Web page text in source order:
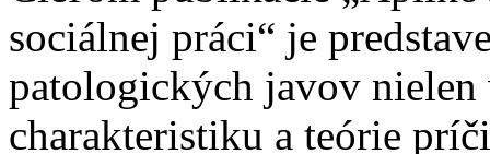
sociálnej práci“ je
patologických javov
charakteristiku a teórie